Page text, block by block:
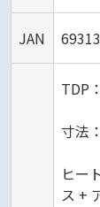
JAN
TDP
寸法
ヒー
ス +